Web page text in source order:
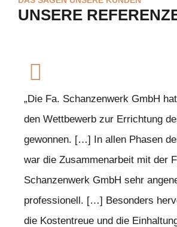
UNSERE
„Die Fa. Schanzenwerk GmbH
den Wettbewerb zur Errichtung
gewonnen. […] In allen Phasen
war die Zusammenarbeit mit der
Schanzenwerk GmbH sehr
professionell. […] Besonders
die Kostentreue und die